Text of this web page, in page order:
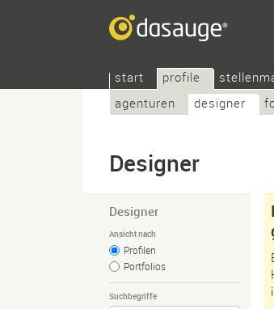
start
profile
agenturen
designer
Designer
Designer
Ansicht nach
Profilen
Portfolios
Suchbegriffe